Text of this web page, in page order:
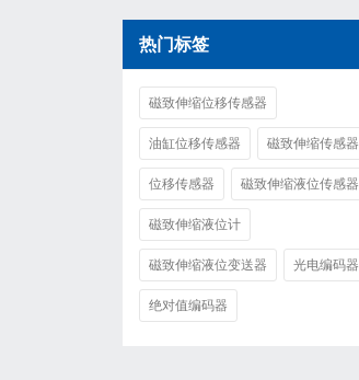
热门标签
磁致伸缩位移传感器
油缸位移传感器 磁致伸缩传感器
位移传感器 磁致伸缩液位传感器
磁致伸缩液位计
磁致伸缩液位变送器 光电编码器
绝对值编码器